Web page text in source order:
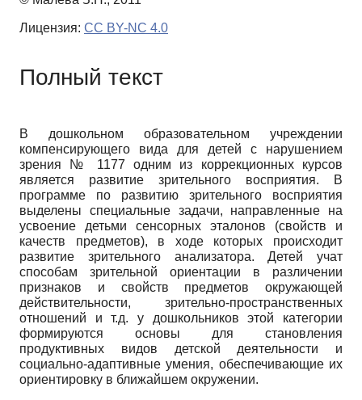
Лицензия: CC BY-NC 4.0
Полный текст
В дошкольном образовательном учреждении
компенсирующего вида для детей с нарушением
зрения № 1177 одним из коррекционных курсов
является развитие зрительного восприятия. В
программе по развитию зрительного восприятия
выделены специальные задачи, направленные на
усвоение детьми сенсорных эталонов (свойств и
качеств предметов), в ходе которых происходит
развитие зрительного анализатора. Детей учат
способам зрительной ориентации в различении
признаков и свойств предметов окружающей
действительности, зрительно-пространственных
отношений и т.д. у дошкольников этой категории
формируются основы для становления
продуктивных видов детской деятельности и
социально-адаптивные умения, обеспечивающие их
ориентировку в ближайшем окружении.